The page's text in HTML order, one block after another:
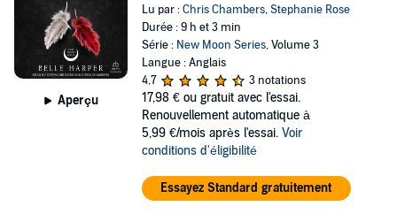
Aperçu
Lu par :Chris Chambers,Stephanie Rose
Durée : 9 h et 3 min
Série : New Moon Series, Volume 3
Langue : Anglais
4,7
3 notations
17,98 € ou gratuit avec l'essai.
Renouvellement automatique à
5,99 €/mois après l'essai. Voir
conditions d'éligibilité
Essayez Standard gratuitement